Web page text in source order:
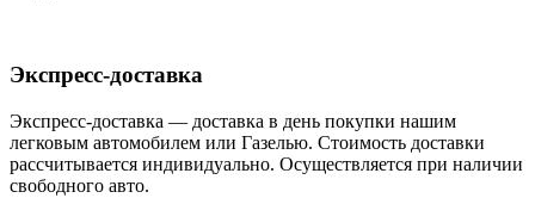
Экспресс-доставка
Экспресс-доставка — доставка в день покупки нашим
легковым автомобилем или Газелью. Стоимость доставки
рассчитывается индивидуально. Осуществляется при наличии
свободного авто.